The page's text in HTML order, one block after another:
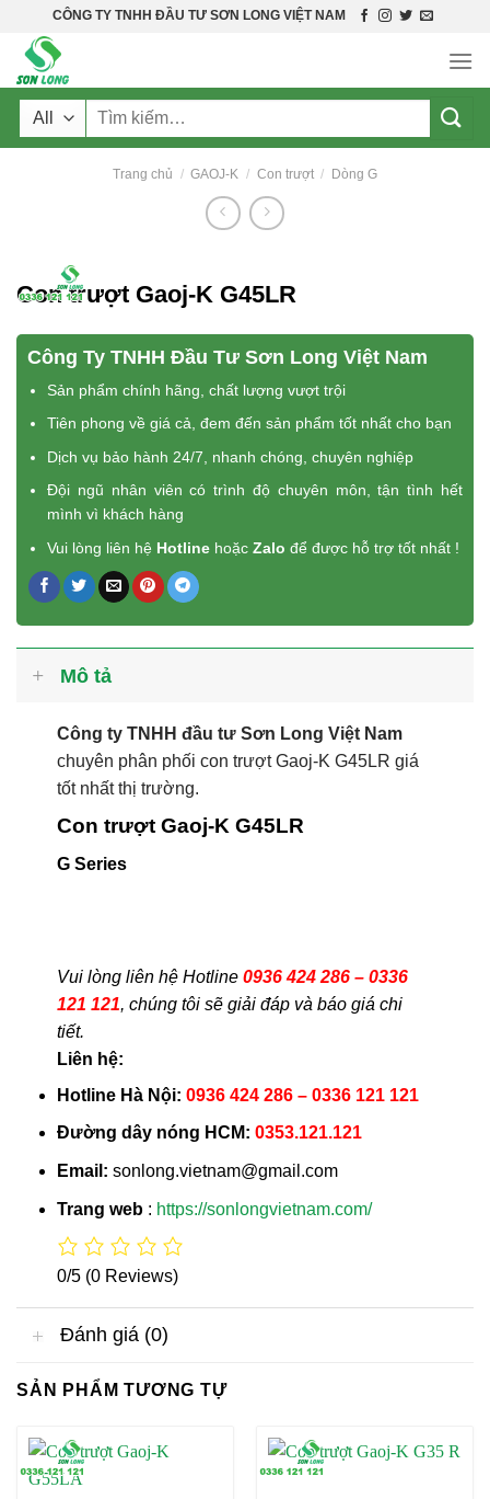
content
CÔNG TY TNHH ĐẦU TƯ SƠN LONG VIỆT NAM
Tìm
Trang chủ / GAOJ-K / Con trượt / Dòng G
Con trượt Gaoj-K G45LR
Công Ty TNHH Đầu Tư Sơn Long Việt Nam
Sản phẩm chính hãng, chất lượng vượt trội
Tiên phong về giá cả, đem đến sản phẩm tốt nhất cho bạn
Dịch vụ bảo hành 24/7, nhanh chóng, chuyên nghiệp
Đội ngũ nhân viên có trình độ chuyên môn, tận tình hết
mình vì khách hàng
Vui lòng liên hệ Hotline hoặcZalo để được hỗ trợ tốt nhất !
Mô tả
Công ty TNHH đầu tư Sơn Long Việt Nam
chuyên phân phối con trượt Gaoj-K G45LR giá
tốt nhất thị trường.
Con trượt Gaoj-K G45LR
G Series
Vui lòng liên hệ Hotline 0936 424 286 – 0336
121 121, chúng tôi sẽ giải đáp và báo giá chi
tiết.
Liên hệ:
Hotline Hà Nội: 0936 424 286 – 0336 121 121
Đường dây nóng HCM: 0353.121.121
Email: sonlong.vietnam@gmail.com
Trang web: https://sonlongvietnam.com/
0/5 (0 Reviews)
Đánh giá (0)
SẢN PHẨM TƯƠNG TỰ